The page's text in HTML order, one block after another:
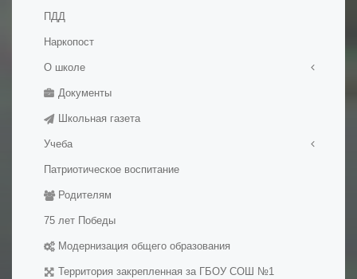
ПДД
Наркопост
О школе
Правила приема в школу
История школы
Документы
Школьная газета
Учеба
Медалисты
Электронные образовательные ресуры
Методические разработки уроков
Патриотическое воспитание
Родителям
75 лет Победы
Модернизация общего образования
Территория закрепленная за ГБОУ СОШ №1